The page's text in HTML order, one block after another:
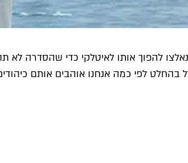
להפוך אותו לאיטלקי כדי שהסדרה
בהחלט לפי כמה אנחנו אוהבים אותם